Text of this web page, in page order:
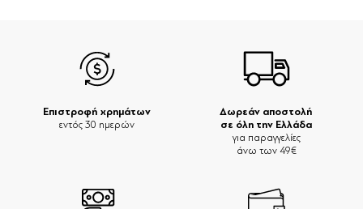
Δωρεάν αποστολή
σε όλη την Ελλάδα
για παραγγελίες
άνω των 49€
Επιστροφή χρημάτων
εντός 30 ημερών